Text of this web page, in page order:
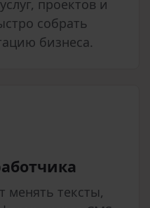
проектов и
собрать
бизнеса.
менять тексты,